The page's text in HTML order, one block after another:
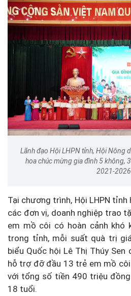
Lãnh đạo Hội LHPN tỉnh, Hội Nông
hoa chúc mừng gia đình 5 không,
2021-2026
Tại chương trình, Hội LHPN tỉnh
các đơn vị, doanh nghiệp trao
em mồ côi có hoàn cảnh khó
trong tỉnh, mỗi suất quà trị
biểu Quốc hội Lê Thị Thúy
hỗ trợ đỡ đầu 13 trẻ em mồ côi
với tổng số tiền 490 triệu
18 tuổi.